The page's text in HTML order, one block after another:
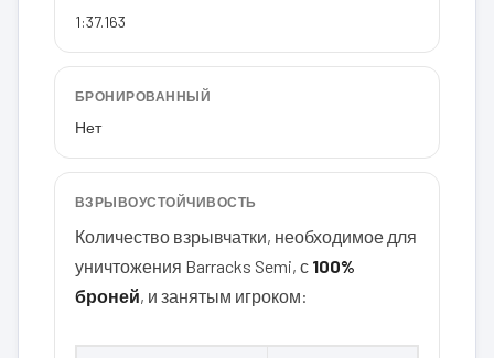
1:37.163
БРОНИРОВАННЫЙ
Нет
ВЗРЫВОУСТОЙЧИВОСТЬ
Количество взрывчатки, необходимое для
уничтожения Barracks Semi, с 100%
броней, и занятым игроком: